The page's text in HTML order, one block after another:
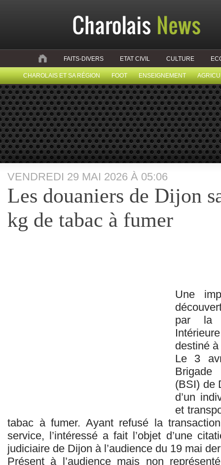
FAITS-DIVERS ETAT CIVIL CULTURE
CHAROLAIS ET SA RÉGION FOOT ENSEIGNEMENT
VENDREDI 29 MAI 2026 À 05:06
Les douaniers de Dijon
kg de tabac à fumer
Une
par la
destiné
Le 3
Brigade
(BSI) de
d’un
et
tabac à fumer. Ayant refusé la
service, l’intéressé a fait l’objet d’une
judiciaire de Dijon à l’audience du 19 mai
Présent à l’audience mais non